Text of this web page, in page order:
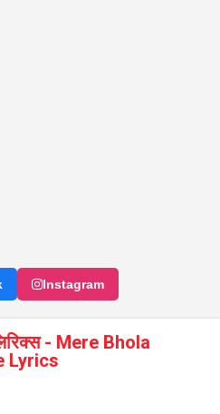
Instagram
- Mere Bhola
Lyrics